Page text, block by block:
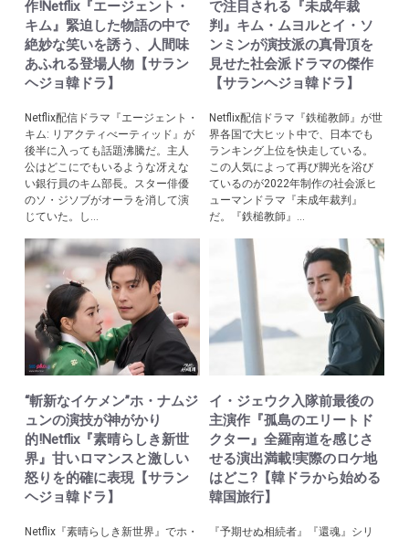
作!Netflix『エージェント・
キム』緊迫した物語の中で
絶妙な笑いを誘う、人間味
あふれる登場人物【サラン
ヘジョ韓ドラ】
Netflix配信ドラマ『エージェント・
キム: リアクティべーティッド』が
後半に入っても話題沸騰だ。主人
公はどこにでもいるような冴えな
い銀行員のキム部長。スター俳優
のソ・ジソブがオーラを消して演
じていた。し...
で注目される『未成年裁
判』キム・ムヨルとイ・ソ
ンミンが演技派の真骨頂を
見せた社会派ドラマの傑作
【サランヘジョ韓ドラ】
Netflix配信ドラマ『鉄槌教師』が世
界各国で大ヒット中で、日本でも
ランキング上位を快走している。
この人気によって再び脚光を浴び
ているのが2022年制作の社会派ヒ
ューマンドラマ『未成年裁判』
だ。『鉄槌教師』...
“斬新なイケメン”ホ・ナムジ
ュンの演技が神がかり
的!Netflix『素晴らしき新世
界』甘いロマンスと激しい
怒りを的確に表現【サラン
ヘジョ韓ドラ】
Netflix『素晴らしき新世界』でホ・
イ・ジェウク入隊前最後の
主演作『孤島のエリートド
クター』全羅南道を感じさ
せる演出満載!実際のロケ地
はどこ?【韓ドラから始める
韓国旅行】
『予期せぬ相続者』『還魂』シリ